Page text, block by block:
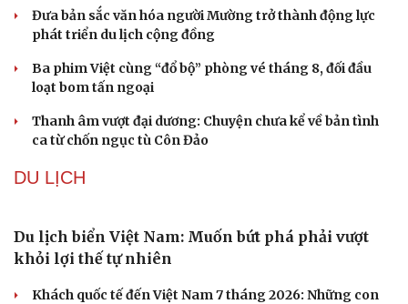
Đưa bản sắc văn hóa người Mường trở thành động lực
phát triển du lịch cộng đồng
Ba phim Việt cùng “đổ bộ” phòng vé tháng 8, đối đầu
loạt bom tấn ngoại
Thanh âm vượt đại dương: Chuyện chưa kể về bản tình
ca từ chốn ngục tù Côn Đảo
DU LỊCH
Du lịch biển Việt Nam: Muốn bứt phá phải vượt
khỏi lợi thế tự nhiên
Khách quốc tế đến Việt Nam 7 tháng 2026: Những con